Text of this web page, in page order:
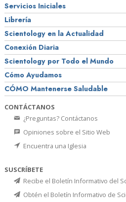
Servicios Iniciales
Librería
Scientology en la Actualidad
Conexión Diaria
Scientology por Todo el Mundo
Cómo Ayudamos
CÓMO Mantenerse Saludable
CONTÁCTANOS
¿Preguntas? Contáctanos
Opiniones sobre el Sitio Web
Encuentra una Iglesia
SUSCRÍBETE
Recibe el Boletín Informativo del
Obtén el Boletín Informativo de